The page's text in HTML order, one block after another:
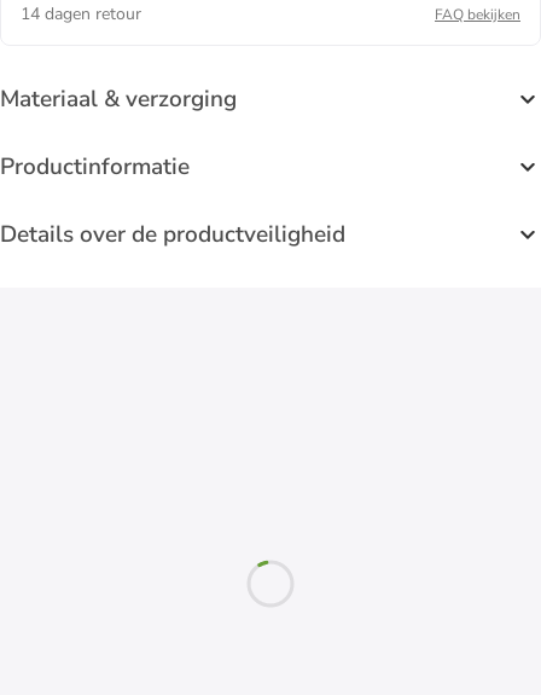
14 dagen retour
FAQ bekijken
Materiaal & verzorging
Productinformatie
Details over de productveiligheid